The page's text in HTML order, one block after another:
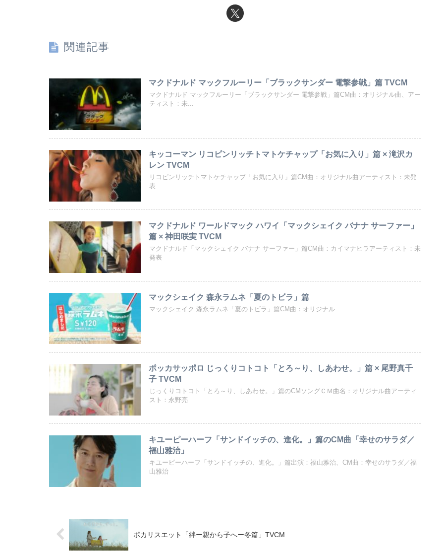
関連記事
マクドナルド マックフルーリー「ブラックサンダー 電撃参戦」篇 TVCM
マクドナルド マックフルーリー「ブラックサンダー 電撃参戦」篇CM曲：オリジナル曲、アー
ティスト：未...
キッコーマン リコピンリッチトマトケチャップ「お気に入り」篇 × 滝沢カ
レン TVCM
リコピンリッチトマトケチャップ「お気に入り」篇CM曲：オリジナル曲アーティスト：未発
表
マクドナルド ワールドマック ハワイ「マックシェイク バナナ サーファー」
篇 × 神田咲実 TVCM
マクドナルド「マックシェイク バナナ サーファー」篇CM曲：カイマナヒラアーティスト：未
発表
マックシェイク 森永ラムネ「夏のトビラ」篇
マックシェイク 森永ラムネ「夏のトビラ」篇CM曲：オリジナル
ポッカサッポロ じっくりコトコト「とろ～り、しあわせ。」篇 × 尾野真千
子 TVCM
じっくりコトコト「とろ～り、しあわせ。」篇のCMソングＣＭ曲名：オリジナル曲アーティ
スト：永野亮
キユーピーハーフ「サンドイッチの、進化。」篇のCM曲「幸せのサラダ／
福山雅治」
キユーピーハーフ「サンドイッチの、進化。」篇出演：福山雅治、CM曲：幸せのサラダ／福
山雅治
ポカリスエット「絆ー親から子へー冬篇」TVCM